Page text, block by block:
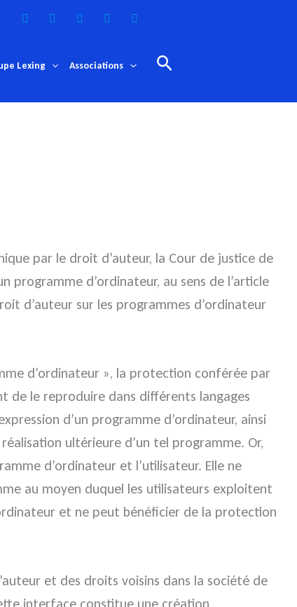
Lexing Associations Rechercher
par le droit d’auteur, la Cour de justice de
programme d’ordinateur, au sens de l’article
d’auteur sur les programmes d’ordinateur
d’ordinateur », la protection conférée par
de le reproduire dans différents langages
d’un programme d’ordinateur, ainsi
ultérieure d’un tel programme. Or,
d’ordinateur et l’utilisateur. Elle ne
au moyen duquel les utilisateurs exploitent
et ne peut bénéficier de la protection
et des droits voisins dans la société de